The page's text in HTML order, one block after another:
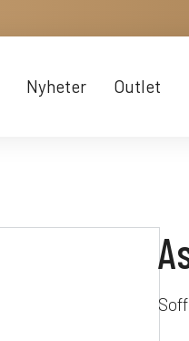
Nyheter Outlet